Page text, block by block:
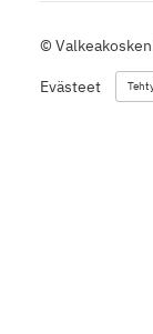
©
Evästeet